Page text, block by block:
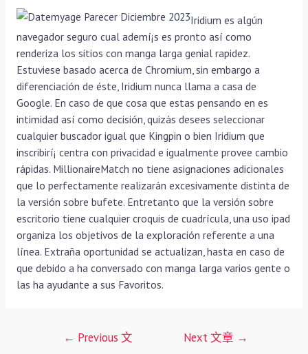
Iridium es algún
navegador seguro cual ademí¡s es pronto así­ como
renderiza los sitios con manga larga genial rapidez.
Estuviese basado acerca de Chromium, sin embargo a
diferenciación de éste, Iridium nunca llama a casa de
Google. En caso de que cosa que estas pensando en es
intimidad así­ como decisión, quizás desees seleccionar
cualquier buscador igual que Kingpin o bien Iridium que
inscribirí¡ centra con privacidad e igualmente provee cambio
rápidas. MillionaireMatch no tiene asignaciones adicionales
que lo perfectamente realizarán excesivamente distinta de
la versión sobre bufete. Entretanto que la versión sobre
escritorio tiene cualquier croquis de cuadrícula, una uso ipad
organiza los objetivos de la exploración referente a una
línea. Extraña oportunidad se actualizan, hasta en caso de
que debido a ha conversado con manga larga varios gente o
las ha ayudante a sus Favoritos.
← Previous 文 Next 文章 →